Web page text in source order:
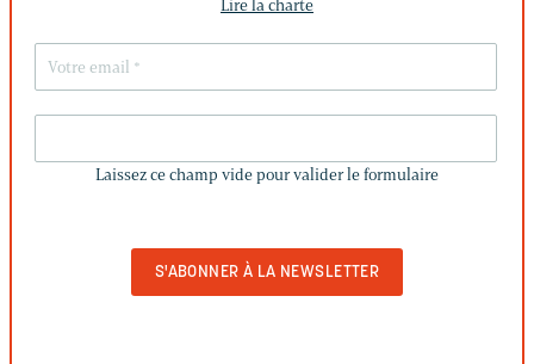
Lire la charte
CHAMP
Laissez ce champ vide pour valider le formulaire